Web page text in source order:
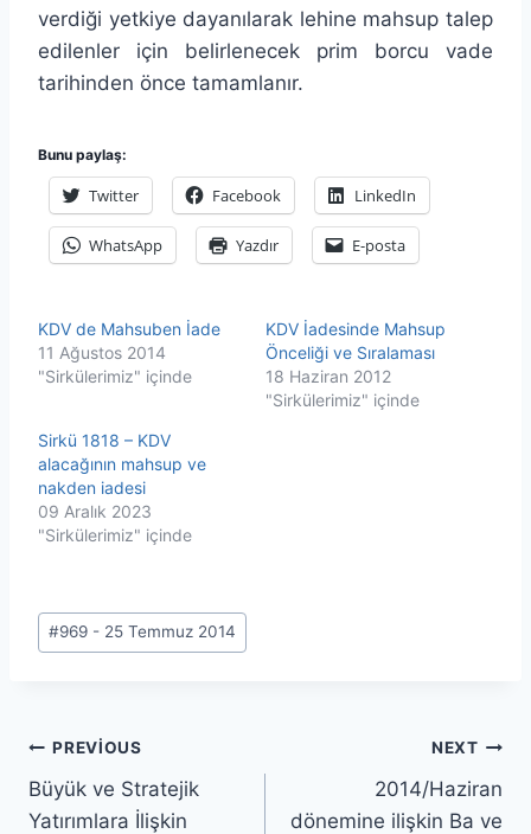
verdiği yetkiye dayanılarak lehine mahsup talep
edilenler için belirlenecek prim borcu vade
tarihinden önce tamamlanır.
Bunu paylaş:
Twitter Facebook LinkedIn
WhatsApp Yazdır E-posta
KDV de Mahsuben İade
11 Ağustos 2014
"Sirkülerimiz" içinde
KDV İadesinde Mahsup
Önceliği ve Sıralaması
18 Haziran 2012
"Sirkülerimiz" içinde
Sirkü 1818 – KDV
alacağının mahsup ve
nakden iadesi
09 Aralık 2023
"Sirkülerimiz" içinde
Post
Tags:
#969 - 25 Temmuz 2014
Yazı
gezinmesi
PREVIOUS
Büyük ve Stratejik
Yatırımlara İlişkin
NEXT
2014/Haziran
dönemine ilişkin Ba ve